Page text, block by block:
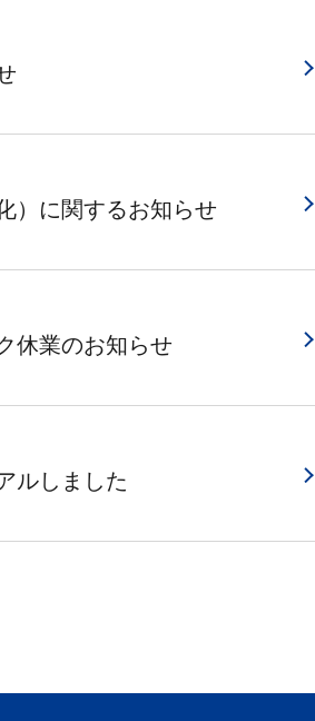
）に関するお知らせ
休業のお知らせ
ルしました